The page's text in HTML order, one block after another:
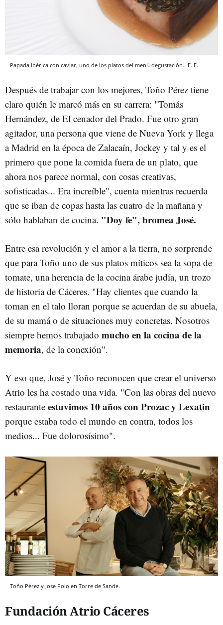
Papada ibérica con caviar, uno de los platos del menú degustación. E. E.
Después de trabajar con los mejores, Toño Pérez tiene
claro quién le marcó más en su carrera: "Tomás
Hernández, de El cenador del Prado. Fue otro gran
agitador, una persona que viene de Nueva York y llega
a Madrid en la época de Zalacaín, Jockey y tal y es el
primero que pone la comida fuera de un plato, que
ahora nos parece normal, con cosas creativas,
sofisticadas... Era increíble", cuenta mientras recuerda
que se iban de copas hasta las cuatro de la mañana y
sólo hablaban de cocina. "Doy fe", bromea José.
Entre esa revolución y el amor a la tierra, no sorprende
que para Toño uno de sus platos míticos sea la sopa de
tomate, una herencia de la cocina árabe judía, un trozo
de historia de Cáceres. "Hay clientes que cuando la
toman en el talo lloran porque se acuerdan de su abuela,
de su mamá o de situaciones muy concretas. Nosotros
siempre hemos trabajado mucho en la cocina de la
memoria, de la conexión".
Y eso que, José y Toño reconocen que crear el universo
Atrio les ha costado una vida. "Con las obras del nuevo
restaurante estuvimos 10 años con Prozac y Lexatin
porque estaba todo el mundo en contra, todos los
medios... Fue dolorosísimo".
Toño Pérez y Jose Polo en Torre de Sande.
Fundación Atrio Cáceres